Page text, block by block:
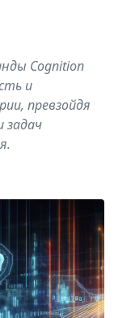
Cognition
и
превзойдя
задач